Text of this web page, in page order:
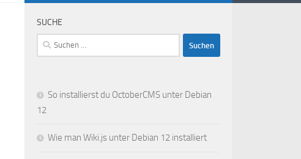
SUCHE
Suchen
nach:
So installierst du OctoberCMS unter Debian
12
Wie man Wiki.js unter Debian 12 installiert